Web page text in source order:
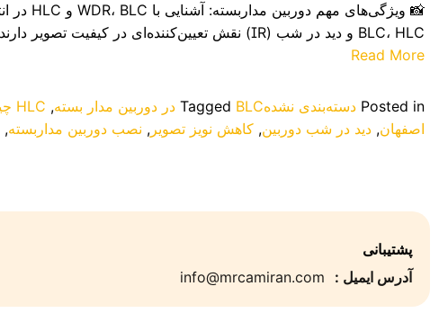
BLC، HLC و دید در شب (IR) نقش تعیین‌کننده‌ای در کیفیت تصویر دارند. در این مقاله، به زبان ساده با این ویژگی‌ها آشنا […]
Read More
Posted in دسته‌بندی نشده Tagged BLC در دوربین مدار بسته , HLC چیست
اصفهان, دید در شب دوربین, کاهش نویز تصویر , نصب دوربین مداربسته,
پشتیبانی
آدرس ایمیل :